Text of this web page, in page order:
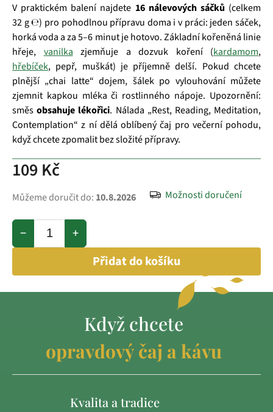
109 Kč
Můžeme doručit do: 10.8.2026 Možnosti doručení
+
−
Přidat do košíku
V praktickém balení najdete 16 nálevových sáčků (celkem
32 g ℮) pro pohodlnou přípravu doma i v práci: jeden sáček,
horká voda a za 5–6 minut je hotovo. Základní kořeněná linie
hřeje, vanilka zjemňuje a dozvuk koření (kardamom,
hřebíček, pepř, muškát) je příjemně delší. Pokud chcete
plnější „chai latte“ dojem, šálek po vylouhování můžete
zjemnit kapkou mléka či rostlinného nápoje. Upozornění:
směsobsahuje lékořici. Nálada „Rest, Reading, Meditation,
Contemplation“ z ní dělá oblíbený čaj pro večerní pohodu,
když chcete zpomalit bez složité přípravy.
Když chcete
opravdový čaj a kávu
Kvalita a tradice